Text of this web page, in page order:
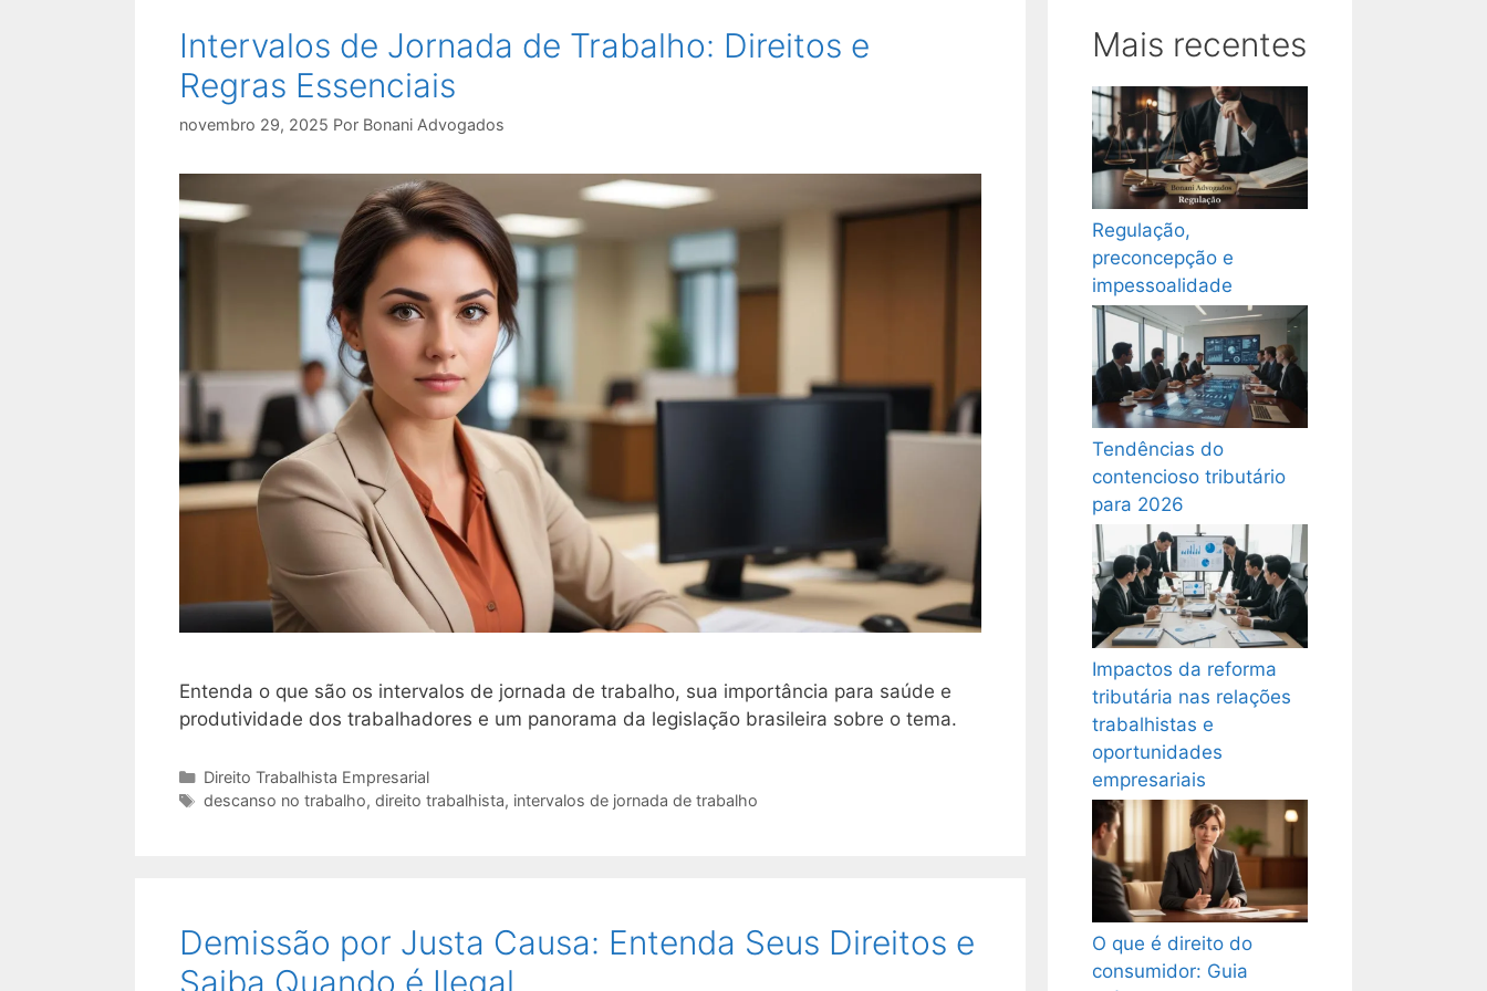
Intervalos de Jornada de Trabalho: Direitos e
Regras Essenciais
novembro 29, 2025 Por Bonani Advogados
Entenda o que são os intervalos de jornada de trabalho, sua importância para saúde e
produtividade dos trabalhadores e um panorama da legislação brasileira sobre o tema.
Categorias
Direito Trabalhista Empresarial
Tags
descanso no trabalho, direito trabalhista, intervalos de jornada de trabalho
Demissão por Justa Causa: Entenda Seus Direitos e
Saiba Quando é Ilegal
Mais recentes
Regulação,
preconcepção e
impessoalidade
Tendências do
contencioso tributário
para 2026
Impactos da reforma
tributária nas relações
trabalhistas e
oportunidades
empresariais
O que é direito do
consumidor: Guia